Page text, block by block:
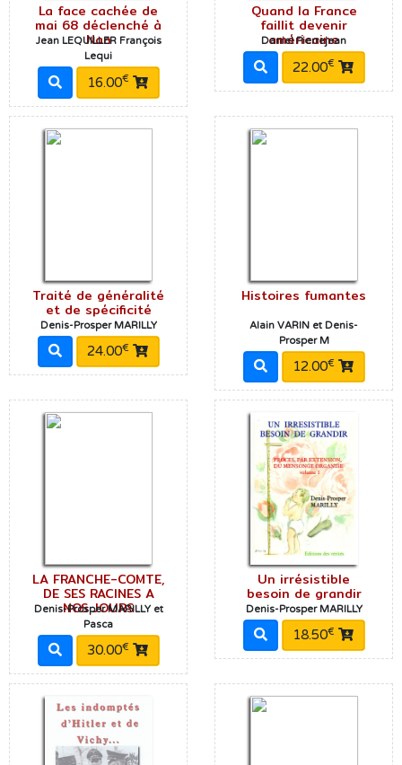
La face cachée de
mai 68 déclenché à
Nan
Jean LEQUILLER François
Lequi
16.00€
Quand la France
faillit devenir
américaine
Daniel Pierrejean
22.00€
Traité de généralité
et de spécificité
Denis-Prosper MARILLY
24.00€
Histoires fumantes
Alain VARIN et Denis-
Prosper M
12.00€
LA FRANCHE-COMTE,
DE SES RACINES A
NOS JOURS
Denis-Prosper MARILLY et
Pasca
30.00€
Un irrésistible
besoin de grandir
Denis-Prosper MARILLY
18.50€